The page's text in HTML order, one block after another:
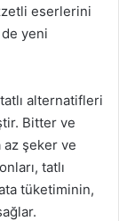
eserlerini
yeni
alternatifleri
Bitter ve
az şeker ve
tatlı
tüketiminin,